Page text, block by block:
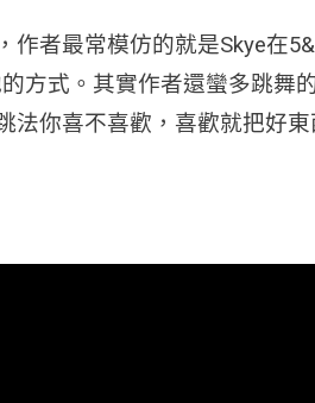
作者最常模仿的就是Skye在
方式。其實作者還蠻多跳舞
法你喜不喜歡，喜歡就把好